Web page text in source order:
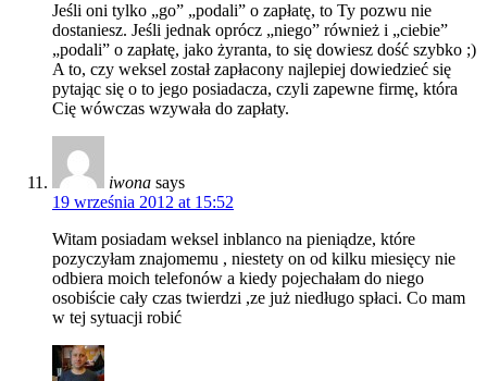
Jeśli oni tylko „go” „podali” o zapłatę, to Ty pozwu nie
dostaniesz. Jeśli jednak oprócz „niego” również i „ciebie”
„podali” o zapłatę, jako żyranta, to się dowiesz dość szybko ;)
A to, czy weksel został zapłacony najlepiej dowiedzieć się
pytając się o to jego posiadacza, czyli zapewne firmę, która
Cię wówczas wzywała do zapłaty.
iwona says
19 września 2012 at 15:52
Witam posiadam weksel inblanco na pieniądze, które
pozyczyłam znajomemu , niestety on od kilku miesięcy nie
odbiera moich telefonów a kiedy pojechałam do niego
osobiście cały czas twierdzi ,ze już niedługo spłaci. Co mam
w tej sytuacji robić